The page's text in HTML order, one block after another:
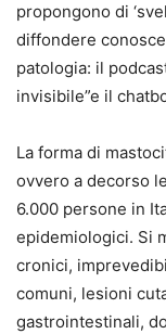
propongono di
diffondere
patologia: il
invisibile”e il
La forma di
ovvero a decorso
6.000 persone in
epidemiologici. Si
cronici,
comuni, lesioni
gastrointestinali,